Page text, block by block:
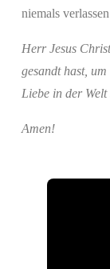
niemals
Herr Jesus
gesandt hast,
Liebe in der
Amen!